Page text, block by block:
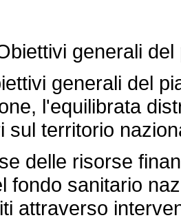
generali
generali del
l'equilibrata
sul territorio
delle risorse
fondo sanitario
attraverso